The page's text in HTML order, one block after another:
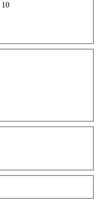
10